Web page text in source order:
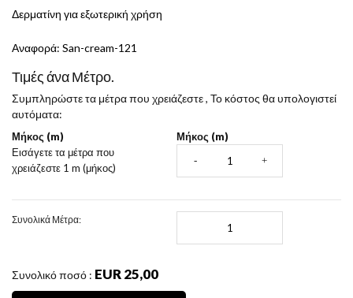
Δερματίνη για εξωτερική χρήση
Αναφορά: San-cream-121
Τιμές άνα Μέτρο.
Συμπληρώστε τα μέτρα που χρειάζεστε , Το κόστος θα υπολογιστεί
αυτόματα:
Μήκος (m)
Εισάγετε τα μέτρα που
χρειάζεστε 1 m (μήκος)
Μήκος (m)
- +
Συνολικά Μέτρα:
Συνολικό ποσό : EUR 25,00